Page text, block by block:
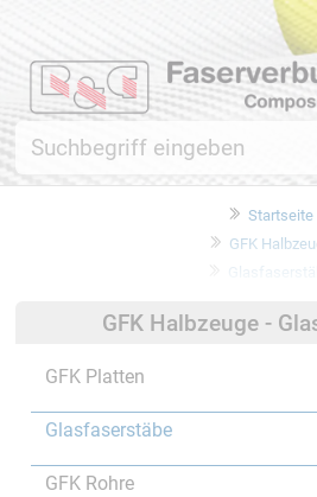
Startseite
GFK
GFK Halbzeuge -
GFK Platten
Glasfaserstäbe
GFK Rohre